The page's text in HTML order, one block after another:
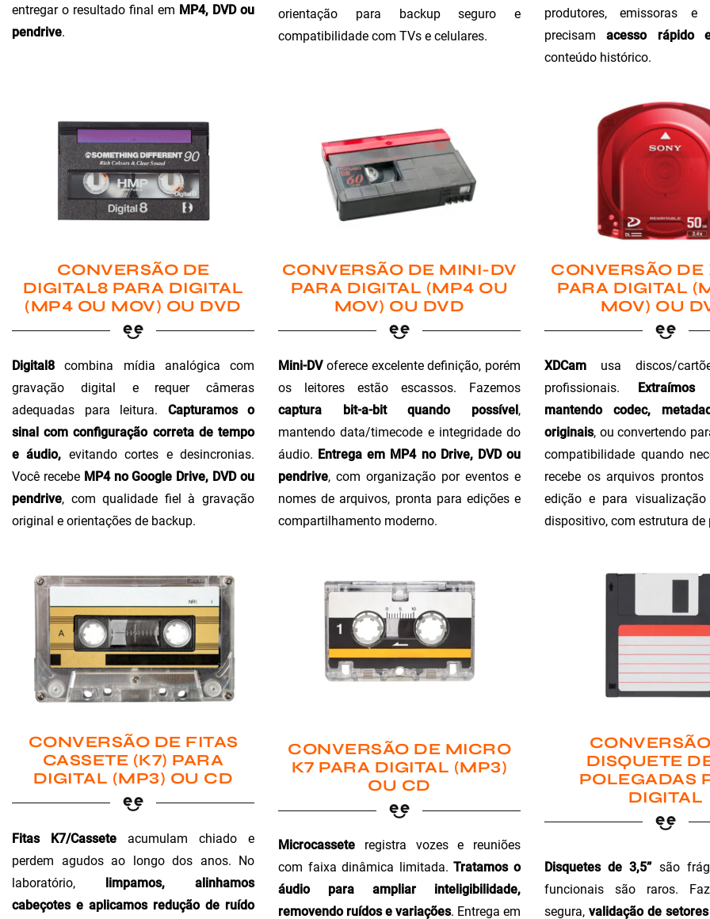
entregar o resultado final em MP4, DVD ou
pendrive.
orientação para backup seguro e
compatibilidade com TVs e celulares.
produtores, emissoras e
precisamacesso rápido
conteúdo histórico.
CONVERSÃO DE
DIGITAL8 PARA DIGITAL
(MP4 OU MOV) OU DVD
Digital8 combina mídia analógica com
gravação digital e requer câmeras
adequadas para leitura. Capturamos o
sinal com configuração correta de tempo
e áudio, evitando cortes e desincronias.
Você recebe MP4 no Google Drive, DVD ou
pendrive, com qualidade fiel à gravação
original e orientações de backup.
CONVERSÃO DE MINI-DV
PARA DIGITAL (MP4 OU
MOV) OU DVD
Mini-DVoferece excelente definição, porém
os leitores estão escassos. Fazemos
captura bit-a-bit quando possível,
mantendo data/timecode e integridade do
áudio. Entrega em MP4 no Drive, DVD ou
pendrive, com organização por eventos e
nomes de arquivos, pronta para edições e
compartilhamento moderno.
CONVERSÃO
PARA DIGITAL
MOV) OU
XDCam usa discos/
profissionais.
mantendo codec,
originais, ou convertendo
compatibilidade quando
recebe os arquivos
edição e para
dispositivo, com estrutura
CONVERSÃO DE FITAS
CASSETE (K7) PARA
DIGITAL (MP3) OU CD
Fitas K7/Cassete acumulam chiado e
perdem agudos ao longo dos anos. No
laboratório, limpamos, alinhamos
cabeçotes e aplicamos redução de ruído
CONVERSÃO DE MICRO
K7 PARA DIGITAL (MP3)
OU CD
Microcassete registra vozes e reuniões
com faixa dinâmica limitada.Tratamos o
áudio para ampliar inteligibilidade,
removendo ruídos e variações. Entrega em
DISQUETE
POLEGADAS
DIGITAL
Disquetes de 3,5”são
funcionais são raros.
segura, validação de